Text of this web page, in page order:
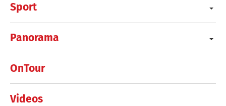
Sport
Panorama
OnTour
Videos